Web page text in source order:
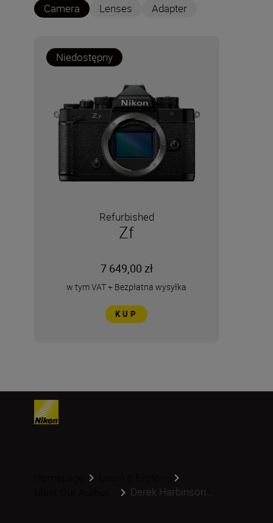
Camera Lenses Adapter
Niedostępny
Refurbished
Zf
7 649,00 zł
w tym VAT+ Bezpłatna wysyłka
KUP
Derek Harbinson...